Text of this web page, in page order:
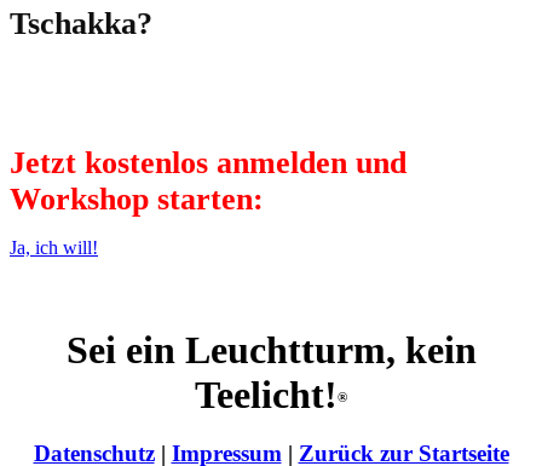
Tschakka?
Jetzt kostenlos anmelden und
Workshop starten:
Ja, ich will!
Sei ein Leuchtturm, kein
Teelicht! ®
Datenschutz| Impressum | Zurück zur Startseite